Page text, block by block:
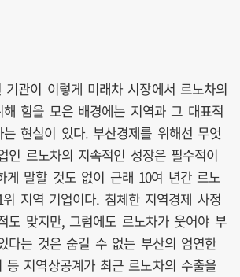
관이 이렇게 미래차 시장에서 르노차의
힘을 모은 배경에는 지역과 그 대표적
현실이 있다. 부산경제를 위해선 무엇
인 르노차의 지속적인 성장은 필수적이
게 말할 것도 없이 근래 10여 년간 르노
지역 기업이다. 침체한 지역경제 사정
도 맞지만, 그럼에도 르노차가 웃어야 부
다는 것은 숨길 수 없는 부산의 엄연한
등 지역상공계가 최근 르노차의 수출을